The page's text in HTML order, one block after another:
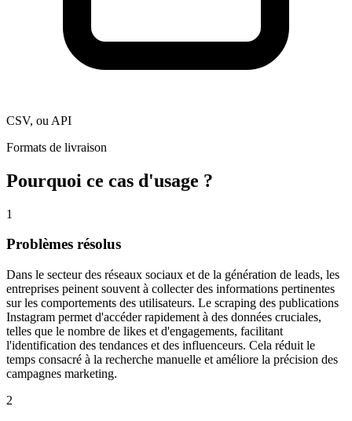
CSV, ou API
Formats de livraison
Pourquoi ce cas d'usage ?
1
Problèmes résolus
Dans le secteur des réseaux sociaux et de la génération de leads, les
entreprises peinent souvent à collecter des informations pertinentes
sur les comportements des utilisateurs. Le scraping des publications
Instagram permet d'accéder rapidement à des données cruciales,
telles que le nombre de likes et d'engagements, facilitant
l'identification des tendances et des influenceurs. Cela réduit le
temps consacré à la recherche manuelle et améliore la précision des
campagnes marketing.
2